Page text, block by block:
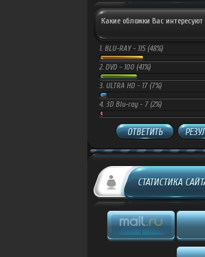
Какие обложки Вас интересуют
1. BLU-RAY - 115 (48%)
2. DVD - 100 (41%)
3. ULTRA HD - 17 (7%)
4. 3D Blu-ray - 7 (2%)
ОТВЕТИТЬ
СТАТИСТИКА